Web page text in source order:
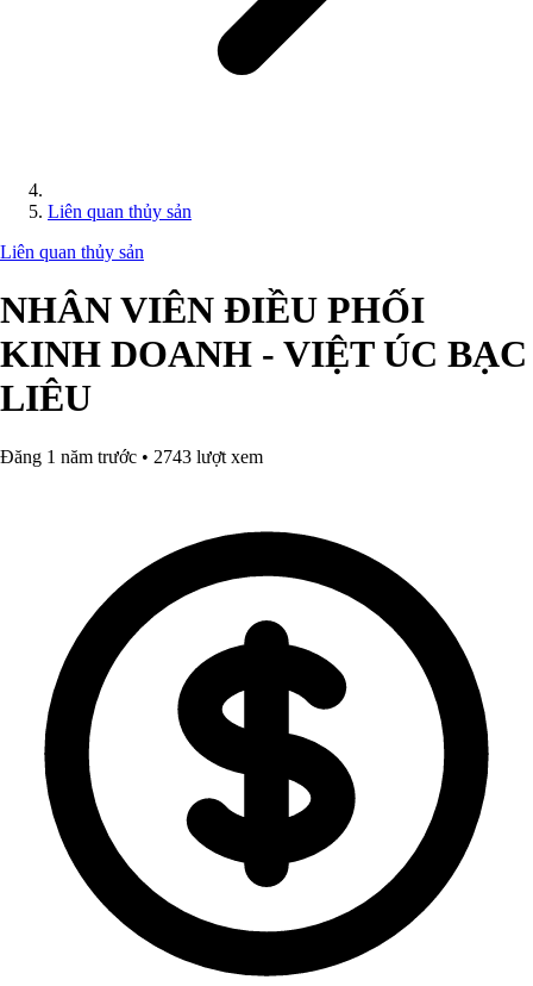
Liên quan thủy sản
Liên quan thủy sản
NHÂN VIÊN ĐIỀU PHỐI
KINH DOANH - VIỆT ÚC BẠC
LIÊU
Đăng 1 năm trước • 2743 lượt xem